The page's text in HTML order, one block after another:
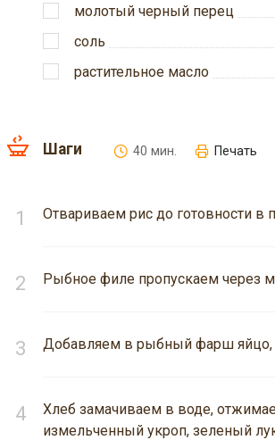
молотый черный перец
соль
растительное масло
Шаги 40 мин. Печать
Отвариваем рис до готовности в
Рыбное филе пропускаем через
Добавляем в рыбный фарш яйцо,
Хлеб замачиваем в воде,
измельченный укроп, зеленый